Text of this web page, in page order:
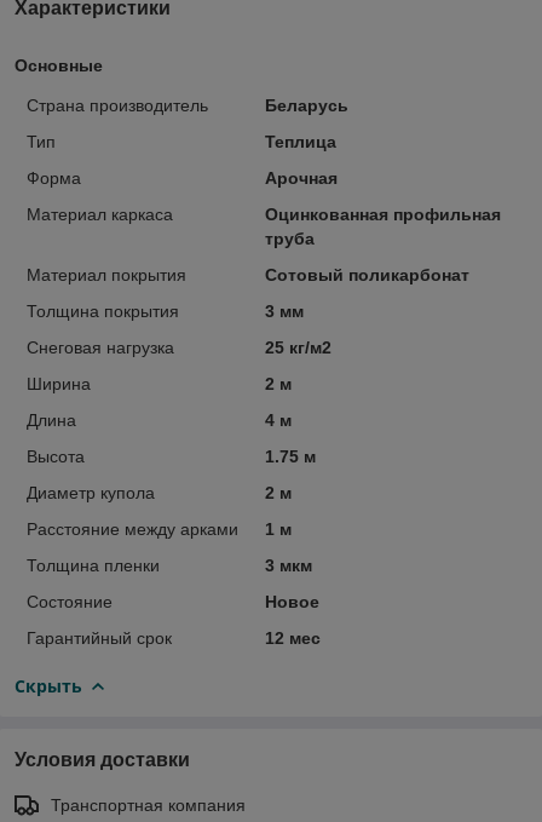
Характеристики
Основные
Страна производитель
Беларусь
Тип
Теплица
Форма
Арочная
Материал каркаса
Оцинкованная профильная
труба
Материал покрытия
Сотовый поликарбонат
Толщина покрытия
3 мм
Снеговая нагрузка
25 кг/м2
Ширина
2 м
Длина
4 м
Высота
1.75 м
Диаметр купола
2 м
Расстояние между арками
1 м
Толщина пленки
3 мкм
Состояние
Новое
Гарантийный срок
12 мес
Скрыть
Условия доставки
Транспортная компания